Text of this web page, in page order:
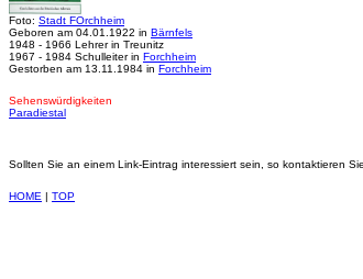
Foto: Stadt FOrchheim
Geboren am 04.01.1922 in Bärnfels
1948 - 1966 Lehrer in Treunitz
1967 - 1984 Schulleiter in Forchheim
Gestorben am 13.11.1984 in Forchheim
Sehenswürdigkeiten
Paradiestal
Sollten Sie an einem Link-Eintrag interessiert sein, so kontaktieren
HOME | TOP